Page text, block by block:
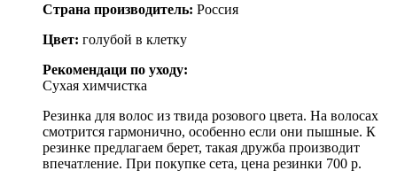
Страна производитель: Россия
Цвет: голубой в клетку
Рекомендаци по уходу:
Сухая химчистка
Резинка для волос из твида розового цвета. На волосах
смотрится гармонично, особенно если они пышные. К
резинке предлагаем берет, такая дружба производит
впечатление. При покупке сета, цена резинки 700 р.